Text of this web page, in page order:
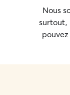
Nous
surtout,
pouvez